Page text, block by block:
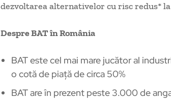
dezvoltarea alternativelor cu risc redus*
Despre BAT în România
BAT este cel mai mare jucător al
o cotă de piață de circa 50%
BAT are în prezent peste 3.000 de